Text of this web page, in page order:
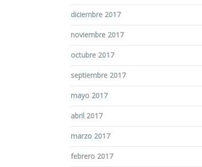
diciembre 2017
noviembre 2017
octubre 2017
septiembre 2017
mayo 2017
abril 2017
marzo 2017
febrero 2017